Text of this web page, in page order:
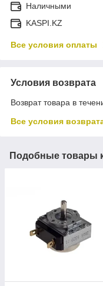
Наличными
KASPI.KZ
Все условия оплаты
Условия возврата
Возврат товара в
Все условия
Подобные товары